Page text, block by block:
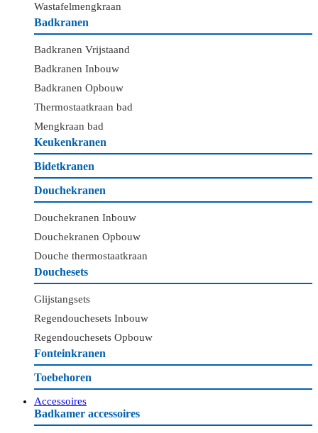
Wastafelmengkraan
Badkranen
Badkranen Vrijstaand
Badkranen Inbouw
Badkranen Opbouw
Thermostaatkraan bad
Mengkraan bad
Keukenkranen
Bidetkranen
Douchekranen
Douchekranen Inbouw
Douchekranen Opbouw
Douche thermostaatkraan
Douchesets
Glijstangsets
Regendouchesets Inbouw
Regendouchesets Opbouw
Fonteinkranen
Toebehoren
Accessoires
Badkamer accessoires